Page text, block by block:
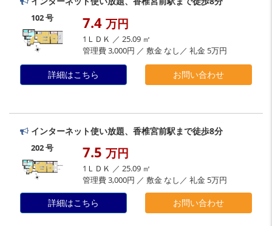
102 号 7.4 万円
1ＬＤＫ ／ 25.09 ㎡
管理費 3,000円 ／ 敷金 なし／ 礼金 5万円
詳細はこちら お問い合わせ
インターネット使い放題、香椎宮前駅まで徒歩8分
202 号 7.5 万円
1ＬＤＫ ／ 25.09 ㎡
管理費 3,000円 ／ 敷金 なし／ 礼金 5万円
詳細はこちら お問い合わせ